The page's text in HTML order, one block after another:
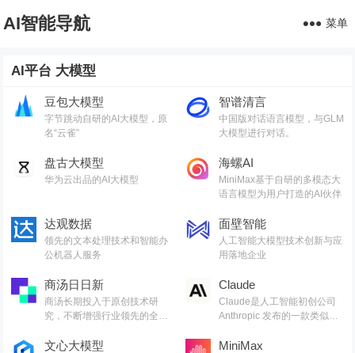
AI智能导航 菜单
AI平台 大模型
豆包大模型
字节跳动自研的AI大模型，原
名“云雀”
智谱清言
中国版对话语言模型，与GLM
大模型进行对话。
盘古大模型
华为云出品的AI大模型
海螺AI
MiniMax基于自研的多模态大
语言模型为用户打造的AI伙伴
达观数据
领先的文本处理技术和智能办
公机器人服务
面壁智能
人工智能大模型技术创新与应
用落地企业
商汤日日新
商汤长期投入于原创技术研
究，不断增强行业领先的全栈
Claude
Claude是人工智能初创公司
Anthropic 发布的一款类似
文心大模型 MiniMax